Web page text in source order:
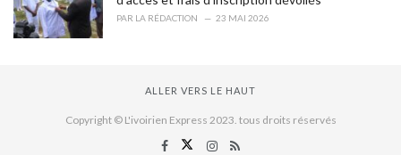
PAR LA RÉDACTION 23 MAI 2026
ALLER VERS LE HAUT
Copyright © L'ivoirien Express 2023. tous droits réservés